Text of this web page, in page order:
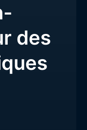
des